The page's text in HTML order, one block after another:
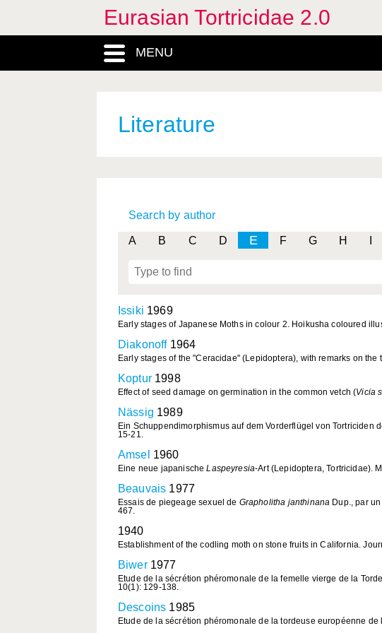
Eurasian Tortricidae 2.0
MENU
Literature
Search by author
A B C D E F G H
Issiki 1969
Early stages of Japanese Moths in colour 2. Hoikusha coloured
Diakonoff1964
Early stages of the "Ceracidae" (Lepidoptera), with remarks on
Koptur1998
Effect of seed damage on germination in the common vetch (Vicia
Nässig 1989
Ein Schuppendimorphismus auf dem Vorderflügel von Tortriciden
15-21.
Amsel 1960
Eine neue japanischeLaspeyresia-Art (Lepidoptera, Tortricidae).
Beauvais 1977
Essais de piegeage sexuel de Grapholitha janthinana Dup., par
467.
1940
Establishment of the codling moth on stone fruits in California.
Biwer1977
Etude de la sécrétion phéromonale de la femelle vierge de la
10(1): 129-138.
Descoins 1985
Etude de la sécrétion phéromonale de la tordeuse européenne de